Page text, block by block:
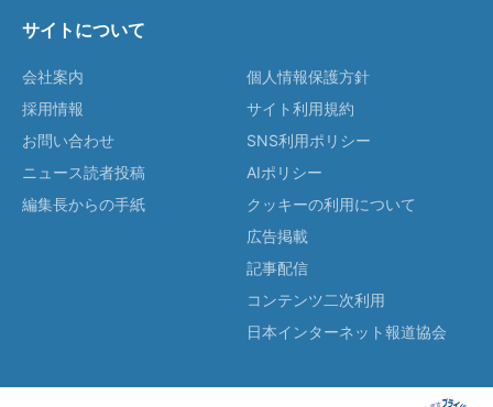
サイトについて
会社案内
採用情報
お問い合わせ
ニュース読者投稿
編集長からの手紙
個人情報保護方針
サイト利用規約
SNS利用ポリシー
AIポリシー
クッキーの利用について
広告掲載
記事配信
コンテンツ二次利用
日本インターネット報道協会